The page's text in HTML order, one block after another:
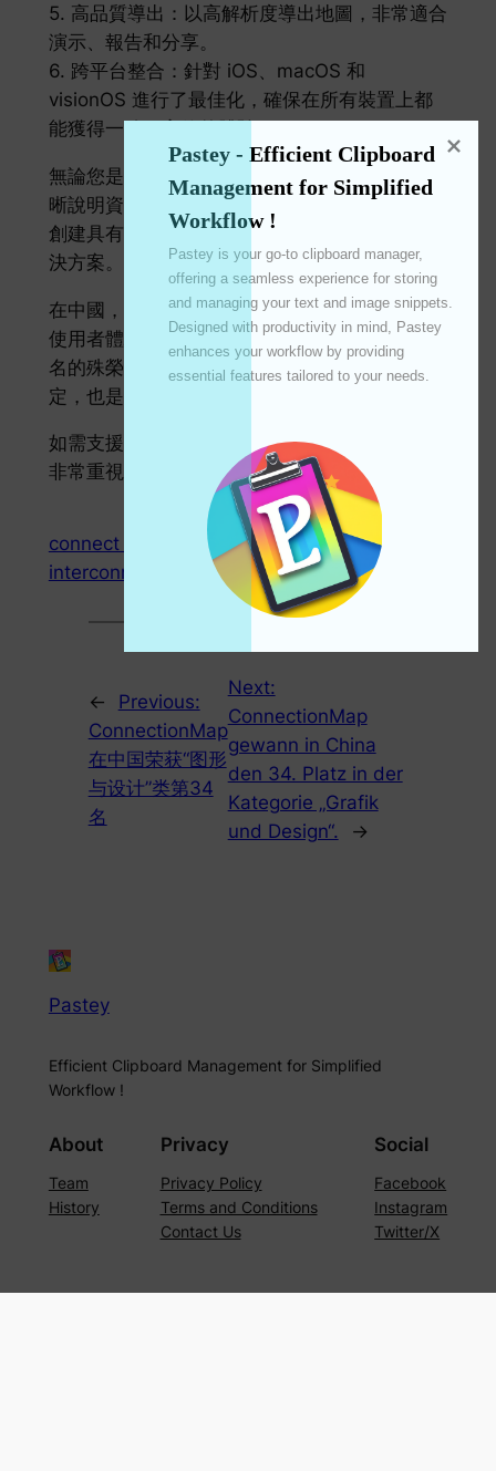
5. 高品質導出：以高解析度導出地圖，非常適合
演示、報告和分享。
6. 跨平台整合：針對 iOS、macOS 和
visionOS 進行了最佳化，確保在所有裝置上都
能獲得一致、高效的體驗。
無論您是研究人員、專案經理，還是任何需要清
晰說明資料連結的人，ConnectionMap 都是您
創建具有視覺衝擊力且資訊豐富的地圖的終極解
決方案。立即下載，提升您的資料視覺化程度！
在中國，ConnectionMap憑藉著卓越的功能與
使用者體驗，榮獲了「圖形與設計」類別第34
名的殊榮。這項成就不僅是對我們團隊努力的肯
定，也是對使用者信任和支持的最佳證明。
如需支援或回饋，請聯絡我們的專業團隊。我們
非常重視您的意見！
connect map
ConnectionMap
interconnected maps
maps relate map
←
Previous:
ConnectionMap
在中国荣获“图形
与设计”类第34
名
Next:
ConnectionMap
gewann in China
den 34. Platz in der
Kategorie „Grafik
und Design“.
→
Pastey
Efficient Clipboard Management for Simplified
Workflow !
About
Team
History
Privacy
Privacy Policy
Terms and Conditions
Contact Us
Social
Facebook
Instagram
Twitter/X
Pastey - Efficient Clipboard
Management for Simplified
Workflow !
Pastey is your go-to clipboard manager,
offering a seamless experience for storing
and managing your text and image snippets.
Designed with productivity in mind, Pastey
enhances your workflow by providing
essential features tailored to your needs.